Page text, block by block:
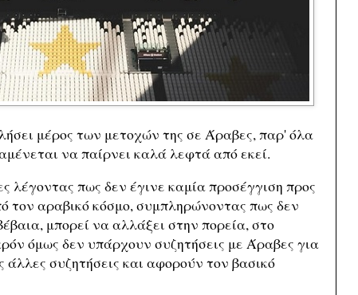
μέρος των μετοχών της σε Άραβες, παρ' όλα
να παίρνει καλά λεφτά από εκεί.
λέγοντας πως δεν έγινε καμία προσέγγιση προς
τον αραβικό κόσμο, συμπληρώνοντας πως δεν
μπορεί να αλλάξει στην πορεία, στο
όμως δεν υπάρχουν συζητήσεις με Άραβες για
συζητήσεις και αφορούν τον βασικό